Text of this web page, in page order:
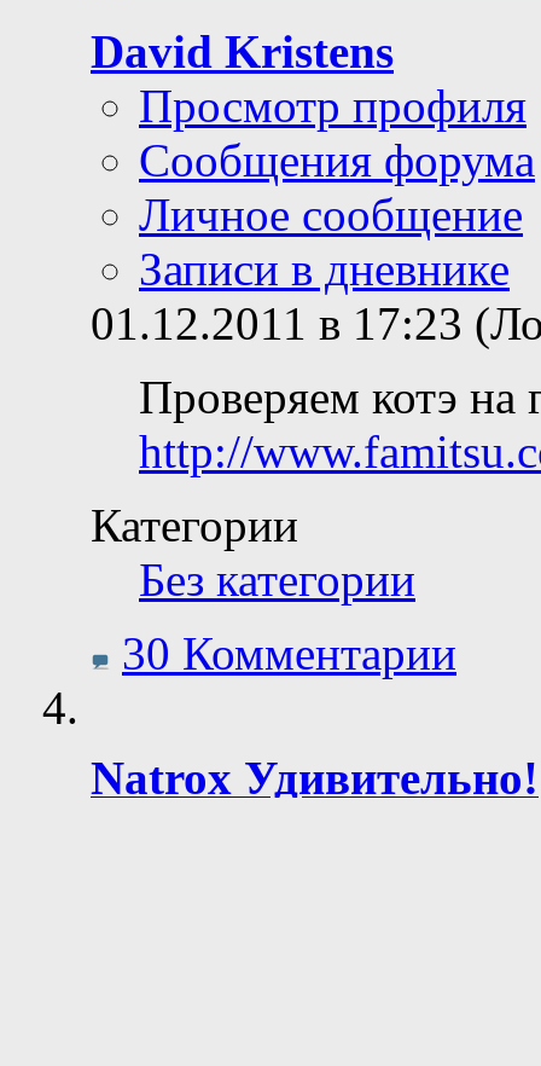
David Kristens
Просмотр профиля
Сообщения форума
Личное сообщение
Записи в дневнике
01.12.2011 в 17:23
Проверяем котэ на
http://
Категории
Без категории
30 Комментарии
Natrox Удивительно!